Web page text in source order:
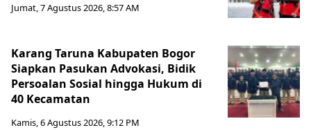
Jumat, 7 Agustus 2026, 8:57 AM
Karang Taruna Kabupaten Bogor
Siapkan Pasukan Advokasi, Bidik
Persoalan Sosial hingga Hukum di
40 Kecamatan
Kamis, 6 Agustus 2026, 9:12 PM